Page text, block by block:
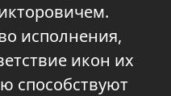
исполнения,
икон их
способствуют